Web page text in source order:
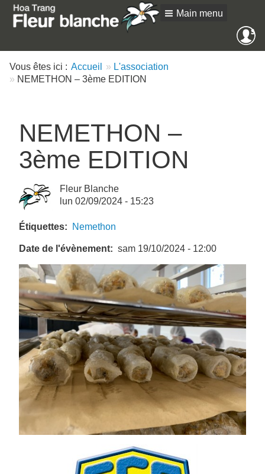
Main menu
SE
Vous êtes ici : Accueil
L'association
NEMETHON – 3ème EDITION
NEMETHON –
3ème EDITION
Fleur Blanche
lun 02/09/2024 - 15:23
Étiquettes Nemethon
Date de l'évènement sam 19/10/2024 - 12:00